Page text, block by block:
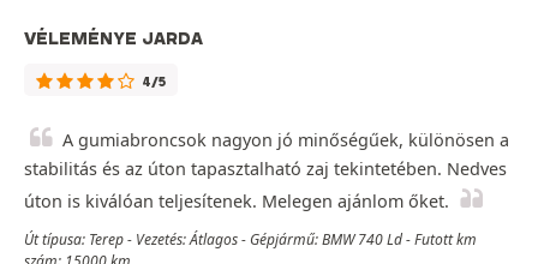
VÉLEMÉNYE JARDA
4/5
A gumiabroncsok nagyon jó minőségűek, különösen a
stabilitás és az úton tapasztalható zaj tekintetében. Nedves
úton is kiválóan teljesítenek. Melegen ajánlom őket.
Út típusa: Terep - Vezetés: Átlagos - Gépjármű: BMW 740 Ld - Futott km